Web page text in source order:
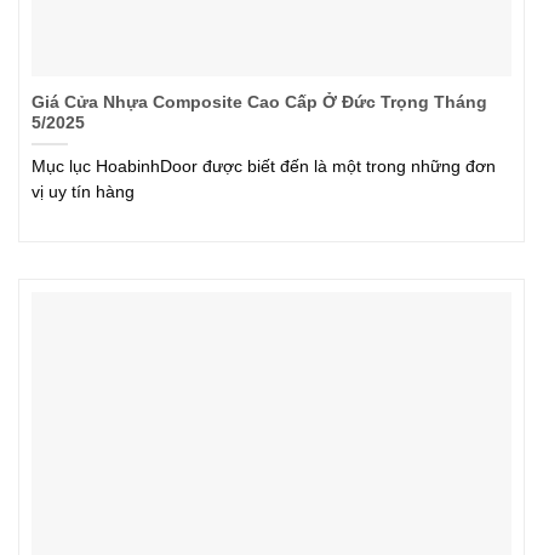
Giá Cửa Nhựa Composite Cao Cấp Ở Đức Trọng Tháng
5/2025
Mục lục HoabinhDoor được biết đến là một trong những đơn
vị uy tín hàng